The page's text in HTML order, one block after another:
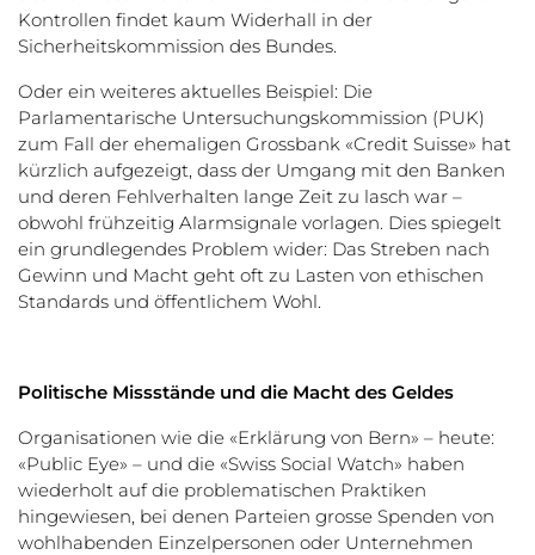
Kontrollen findet kaum Widerhall in der
Sicherheitskommission des Bundes.
Oder ein weiteres aktuelles Beispiel: Die
Parlamentarische Untersuchungskommission (PUK)
zum Fall der ehemaligen Grossbank «Credit Suisse» hat
kürzlich aufgezeigt, dass der Umgang mit den Banken
und deren Fehlverhalten lange Zeit zu lasch war –
obwohl frühzeitig Alarmsignale vorlagen. Dies spiegelt
ein grundlegendes Problem wider: Das Streben nach
Gewinn und Macht geht oft zu Lasten von ethischen
Standards und öffentlichem Wohl.
Politische Missstände und die Macht des Geldes
Organisationen wie die «Erklärung von Bern» – heute:
«Public Eye» – und die «Swiss Social Watch» haben
wiederholt auf die problematischen Praktiken
hingewiesen, bei denen Parteien grosse Spenden von
wohlhabenden Einzelpersonen oder Unternehmen